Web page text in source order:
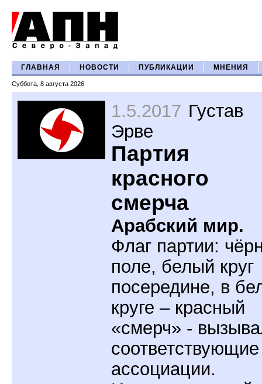
ГЛАВНАЯ НОВОСТИ ПУБЛИКАЦИИ МНЕНИЯ
Суббота, 8 августа 2026
1.5.2017 Густав
Эрве
Партия
красного
смерча
Арабский мир.
Флаг партии:
поле, белый круг
посередине, в
круге – красный
«смерч» -
соответствующие
ассоциации.